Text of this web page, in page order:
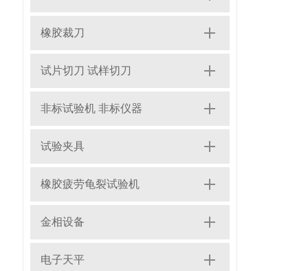
橡胶裁刀
试片切刀 试样切刀
非标试验机 非标仪器
试验夹具
橡胶疲劳龟裂试验机
金相设备
电子天平